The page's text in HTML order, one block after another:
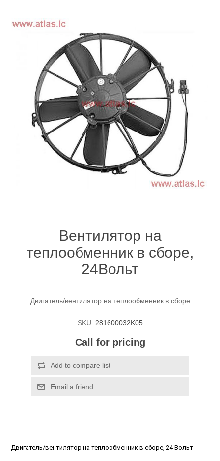
Вентилятор на
теплообменник в сборе,
24Вольт
Двигатель/вентилятор на теплообменник в сборе
SKU: 281600032K05
Call for pricing
Двигатель/вентилятор на теплообменник в сборе, 24 Вольт